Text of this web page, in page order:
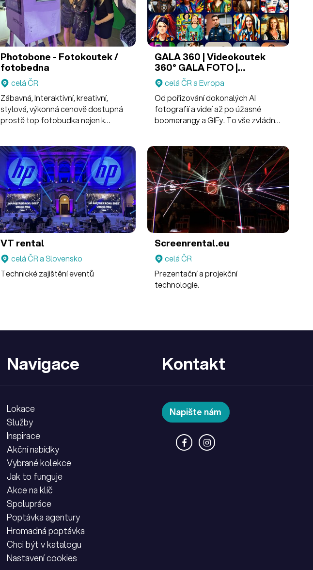
fotokoutek s AI efekty a standardní
fotokoutek s tiskem.
Photobone - Fotokoutek /
fotobedna
celá ČR
Zábavná, Interaktivní, kreativní,
stylová, výkonná cenově dostupná
prostě top fotobudka nejen k
GALA 360 | Videokoutek
360° GALA FOTO |
Multifunkční AI fotokoutek
celá ČR a Evropa
Od pořizování dokonalých AI
fotografií a videí až po úžasné
boomerangy a GIFy. To vše zvládne
VT rental
celá ČR a Slovensko
Technické zajištění eventů
Screenrental.eu
celá ČR
Prezentační a projekční
technologie.
Navigace
Lokace
Služby
Inspirace
Akční nabídky
Vybrané kolekce
Jak to funguje
Akce na klíč
Spolupráce
Poptávka agentury
Hromadná poptávka
Chci být v katalogu
Nastavení cookies
Kontakt
Napište nám